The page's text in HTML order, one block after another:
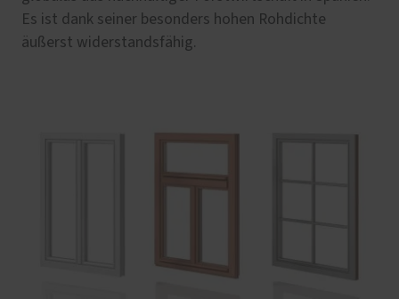
Es ist dank seiner besonders hohen Rohdichte
äußerst widerstandsfähig.